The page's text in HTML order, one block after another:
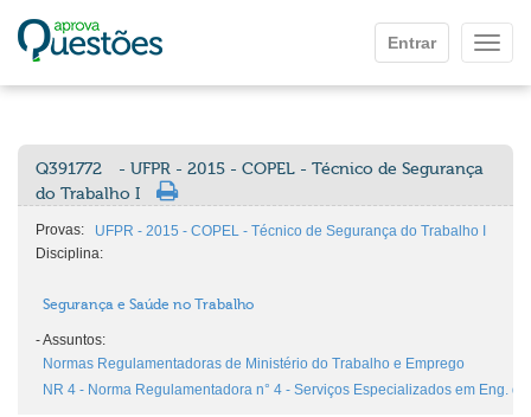
Entrar
Q391772
- UFPR - 2015 - COPEL - Técnico de Segurança
do Trabalho I
Provas:
UFPR - 2015 - COPEL - Técnico de Segurança do Trabalho I
Disciplina:
Segurança e Saúde no Trabalho
-Assuntos:
Normas Regulamentadoras de Ministério do Trabalho e Emprego
NR 4 - Norma Regulamentadora n° 4 - Serviços Especializados em Eng.